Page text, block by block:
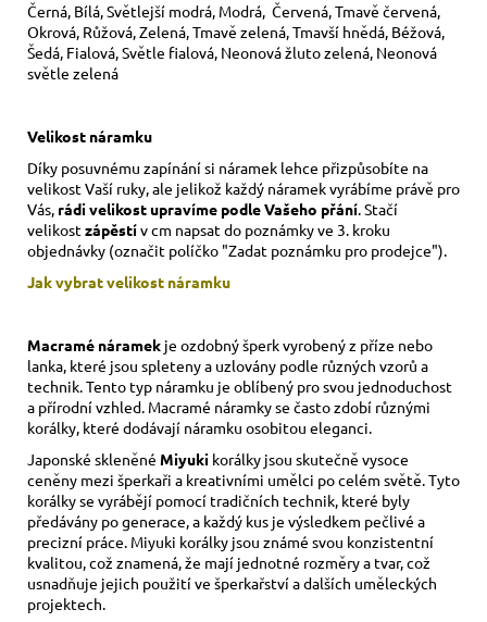
Černá, Bílá, Světlejší modrá, Modrá, Červená, Tmavě červená,
Okrová, Růžová, Zelená, Tmavě zelená, Tmavší hnědá, Béžová,
Šedá, Fialová, Světle fialová, Neonová žluto zelená, Neonová
světle zelená
Velikost náramku
Díky posuvnému zapínání si náramek lehce přizpůsobíte na
velikost Vaší ruky,ale jelikož každý náramek vyrábíme právě pro
Vás, rádi velikost upravíme podle Vašeho přání. Stačí
velikostzápěstív cm napsat do poznámky ve 3. kroku
objednávky (označit políčko "Zadat poznámku pro prodejce").
Jak vybrat velikost náramku
Macramé náramek je ozdobný šperk vyrobený z příze nebo
lanka, které jsou spleteny a uzlovány podle různých vzorů a
technik. Tento typ náramku je oblíbený pro svou jednoduchost
a přírodní vzhled. Macramé náramky se často zdobí různými
korálky, které dodávají náramku osobitou eleganci.
Japonské skleněné Miyuki korálky jsou skutečně vysoce
ceněny mezi šperkaři a kreativními umělci po celém světě. Tyto
korálky se vyrábějí pomocí tradičních technik, které byly
předávány po generace, a každý kus je výsledkem pečlivé a
precizní práce. Miyuki korálky jsou známé svou konzistentní
kvalitou, což znamená, že mají jednotné rozměry a tvar, což
usnadňuje jejich použití ve šperkařství a dalších uměleckých
projektech.